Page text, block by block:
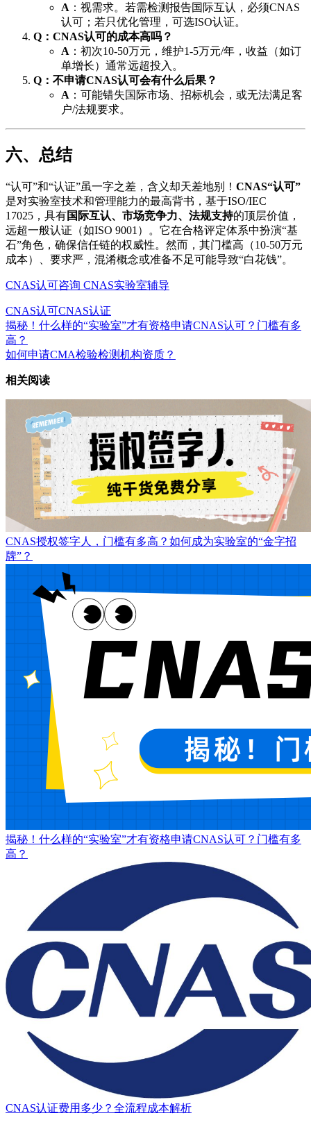
A ：视需求。若需检测报告国际互认，必须CNAS
认可；若只优化管理，可选ISO认证。
Q：CNAS认可的成本高吗？
A ：初次10-50万元，维护1-5万元/年，收益（如订
单增长）通常远超投入。
Q：不申请CNAS认可会有什么后果？
A ：可能错失国际市场、招标机会，或无法满足客
户/法规要求。
六、总结
“认可”和“认证”虽一字之差，含义却天差地别！ CNAS“认可”
是对实验室技术和管理能力的最高背书，基于ISO/IEC
17025，具有国际互认、市场竞争力、法规支持的顶层价值，
远超一般认证（如ISO 9001）。它在合格评定体系中扮演“基
石”角色，确保信任链的权威性。然而，其门槛高（10-50万元
成本）、要求严，混淆概念或准备不足可能导致“白花钱”。
CNAS认可咨询 CNAS实验室辅导
CNAS认可CNAS认证
揭秘！什么样的“实验室”才有资格申请CNAS认可？门槛有多
高？
如何申请CMA检验检测机构资质？
相关阅读
CNAS授权签字人，门槛有多高？如何成为实验室的“金字招
牌”？
揭秘！什么样的“实验室”才有资格申请CNAS认可？门槛有多
高？
CNAS认证费用多少？全流程成本解析